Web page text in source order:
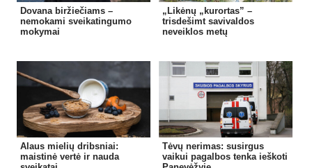
Dovana biržiečiams –
nemokami sveikatingumo
mokymai
„Likėnų „kurortas” –
trisdešimt savivaldos
neveiklos metų
Alaus mielių dribsniai:
maistinė vertė ir nauda
Tėvų nerimas: susirgus
vaikui pagalbos tenka ieškoti